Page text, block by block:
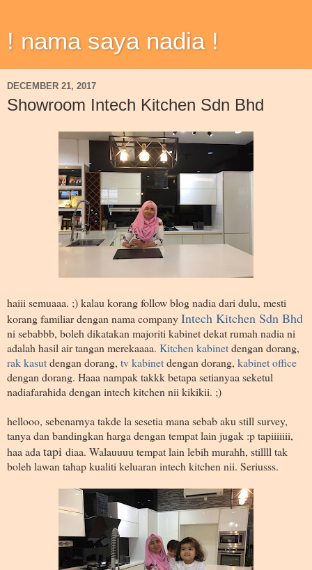
! nama saya nadia !
DECEMBER 21, 2017
Showroom Intech Kitchen Sdn Bhd
haiii semuaaa. ;) kalau korang follow blog nadia dari dulu, mesti
korang familiar dengan nama companyIntech Kitchen Sdn Bhd
ni sebabbb, boleh dikatakan majoriti kabinet dekat rumah nadia ni
adalah hasil air tangan merekaaaa. Kitchen kabinetdengan dorang,
rak kasutdengan dorang, tv kabinetdengan dorang, kabinet office
dengan dorang. Haaa nampak takkk betapa setianyaa seketul
nadiafarahida dengan intech kitchen nii kikikii. ;)
hellooo, sebenarnya takde la sesetia mana sebab aku still survey,
tanya dan bandingkan harga dengan tempat lain jugak :p tapiiiiiii,
haa ada tapi diaa. Walauuuu tempat lain lebih murahh, stillll tak
boleh lawan tahap kualiti keluaran intech kitchen nii. Seriusss.